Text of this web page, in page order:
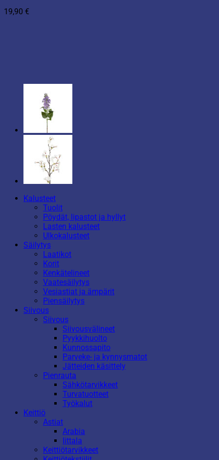
19,90 €
Kalusteet
Tuolit
Pöydät, lipastot ja hyllyt
Lasten kalusteet
Ulkokalusteet
Säilytys
Laatikot
Korit
Kenkätelineet
Vaatesäilytys
Vesiastiat ja ämpärit
Piensäilytys
Siivous
Siivous
Siivousvälineet
Pyykkihuolto
Kunnossapito
Parveke- ja kynnysmatot
Jätteiden käsittely
Pienrauta
Sähkötarvikkeet
Turvatuotteet
Työkalut
Keittiö
Astiat
Arabia
Iittala
Keittiötarvikkeet